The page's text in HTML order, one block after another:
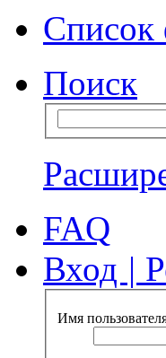
Список
Поиск
FAQ
Вход |
Имя